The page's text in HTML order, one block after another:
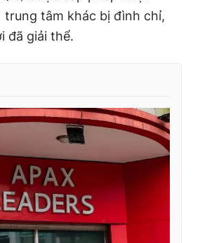
trung tâm khác bị đình chỉ,
đã giải thể.